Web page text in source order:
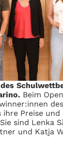
Beim
Preise und
sind Lenka
und Katja